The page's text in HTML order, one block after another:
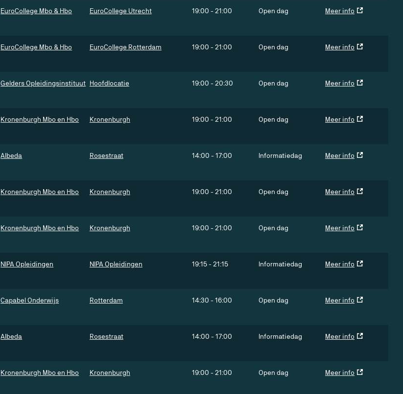
EuroCollege Mbo & Hbo EuroCollege Utrecht 19:00 -21:00 Open dag Meer info
EuroCollege Mbo & Hbo EuroCollege Rotterdam 19:00 -21:00 Open dag Meer info
Gelders Opleidingsinstituut Hoofdlocatie 19:00 -20:30 Open dag Meer info
Kronenburgh Mbo en Hbo Kronenburgh 19:00 -21:00 Open dag Meer info
Albeda Rosestraat 14:00 -17:00 Informatiedag Meer info
Kronenburgh Mbo en Hbo Kronenburgh 19:00 -21:00 Open dag Meer info
Kronenburgh Mbo en Hbo Kronenburgh 19:00 -21:00 Open dag Meer info
NIPA Opleidingen NIPA Opleidingen 19:15-21:15 Informatiedag Meer info
Capabel Onderwijs Rotterdam 14:30 -16:00 Open dag Meer info
Albeda Rosestraat 14:00 -17:00 Informatiedag Meer info
Kronenburgh Mbo en Hbo Kronenburgh 19:00 -21:00 Open dag Meer info